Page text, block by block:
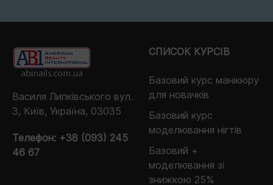
Василя Липківського вул.
3, Київ, Україна, 03035
Телефон: +38 (093) 245
46 67
СПИСОК КУРСІВ
Базовий курс манікюру
для новачків
Базовий курс
моделювання нігтів
Базовий +
моделювання зі
знижкою 25%